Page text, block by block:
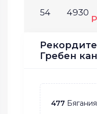
54 4930
Гребен
477 Бягания